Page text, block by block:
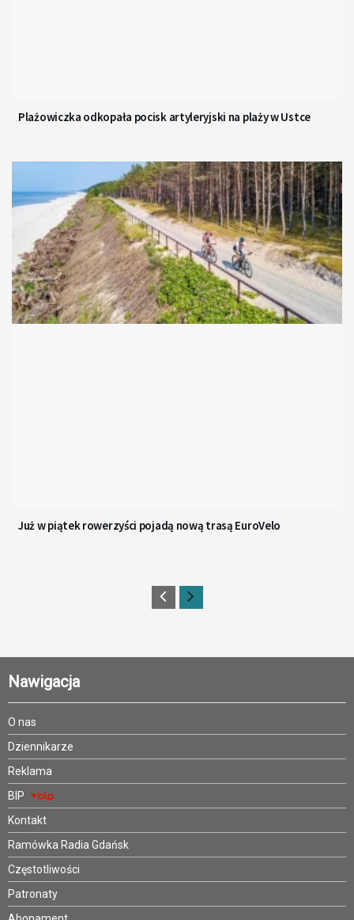
Plażowiczka odkopała pocisk artyleryjski na plaży w Ustce
Już w piątek rowerzyści pojadą nową trasą EuroVelo
Nawigacja
O nas
Dziennikarze
Reklama
BIP
Kontakt
Ramówka Radia Gdańsk
Częstotliwości
Patronaty